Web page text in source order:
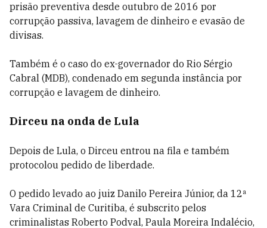
prisão preventiva desde outubro de 2016 por
corrupção passiva, lavagem de dinheiro e evasão de
divisas.
Também é o caso do ex-governador do Rio Sérgio
Cabral (MDB), condenado em segunda instância por
corrupção e lavagem de dinheiro.
Dirceu na onda de Lula
Depois de Lula, o Dirceu entrou na fila e também
protocolou pedido de liberdade.
O pedido levado ao juiz Danilo Pereira Júnior, da 12ª
Vara Criminal de Curitiba, é subscrito pelos
criminalistas Roberto Podval, Paula Moreira Indalécio,